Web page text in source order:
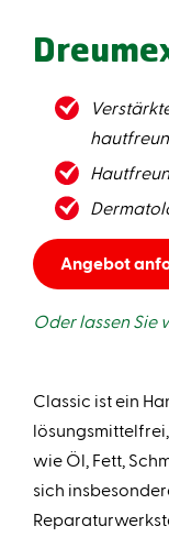
Angebot
Oder lassen Sie
Classic ist ein
wie Öl, Fett,
sich